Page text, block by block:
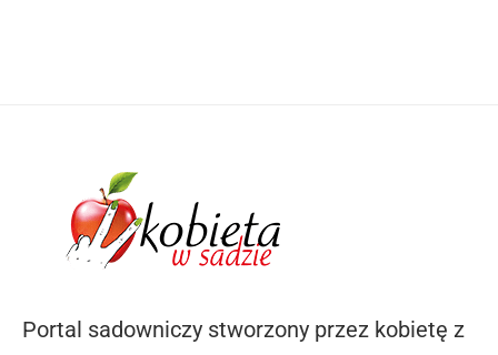
Portal sadowniczy stworzony przez kobietę z